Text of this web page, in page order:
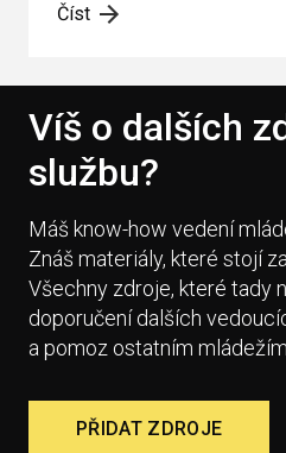
Číst
Víš o dalších
službu?
Máš know-how vedení
Znáš materiály, které stojí
Všechny zdroje, které tady
doporučení dalších
a pomoz ostatním
PŘIDAT ZDROJE